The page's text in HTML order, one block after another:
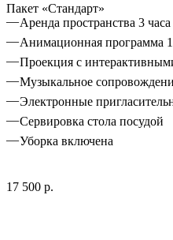
Пакет «Стандарт»
Аренда пространства 3 часа
Анимационная программа
Проекция с
Музыкальное
Электронные
Сервировка стола посудой
Уборка включена
17 500 р.